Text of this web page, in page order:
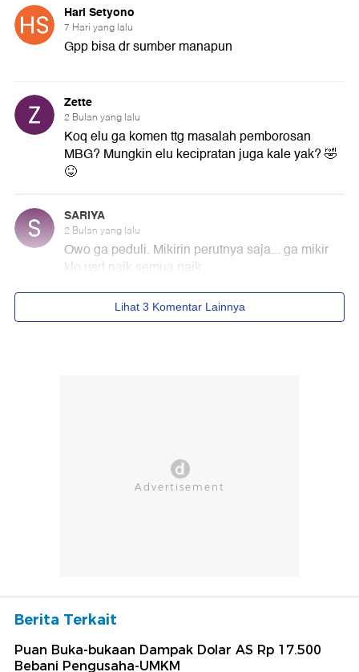
Berita Terkait
Puan Buka-bukaan Dampak Dolar AS Rp 17.500
Bebani Pengusaha-UMKM